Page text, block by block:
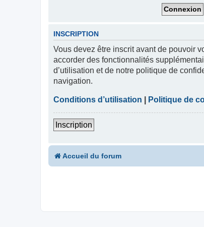
INSCRIPTION
Vous devez être inscrit avant de pouvoir
accorder des fonctionnalités
d’utilisation et de notre politique de
navigation.
Conditions d’utilisation Politique de
Inscription
Accueil du forum